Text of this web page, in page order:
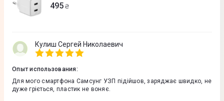
495 ₴
Кулиш Сергей Николаевич
Опыт использования:
Для мого смартфона Самсунг УЗП підійшов, заряджає швидко, не
дуже гріється, пластик не воняє.